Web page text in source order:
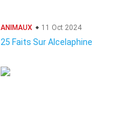
ANIMAUX 11 Oct 2024
25 Faits Sur Alcelaphine